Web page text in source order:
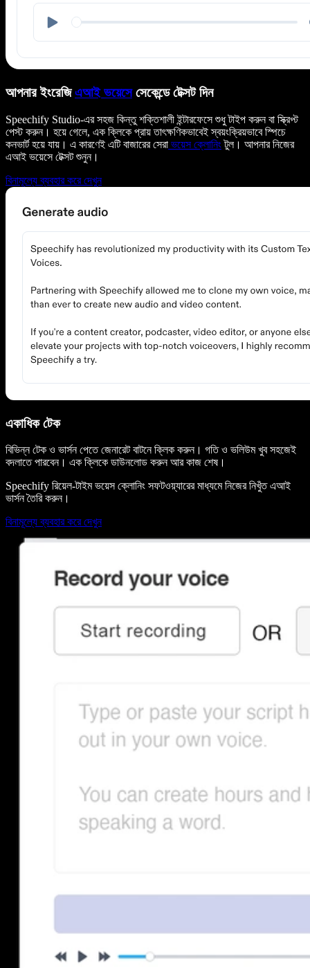
আপনার ইংরেজিএআই ভয়েসেসেকেন্ডে টেক্সট দিন
Speechify Studio-এর সহজ কিন্তু শক্তিশালী ইন্টারফেসে শুধু টাইপ করুন বা স্ক্রিপ্ট
পেস্ট করুন। হয়ে গেলে, এক ক্লিকে প্রায় তাৎক্ষণিকভাবেই স্বয়ংক্রিয়ভাবে স্পিচে
কনভার্ট হয়ে যায়। এ কারণেই এটি বাজারের সেরা ভয়েস ক্লোনিংটুল। আপনার নিজের
এআই ভয়েসে টেক্সট শুনুন।
বিনামূল্যে ব্যবহার করে দেখুন
একাধিক টেক
বিভিন্ন টেক ও ভার্সন পেতে জেনারেট বাটনে ক্লিক করুন। গতি ও ভলিউম খুব সহজেই
বদলাতে পারবেন। এক ক্লিকে ডাউনলোড করুন আর কাজ শেষ।
Speechify রিয়েল-টাইম ভয়েস ক্লোনিং সফটওয়্যারের মাধ্যমে নিজের নিখুঁত এআই
ভার্সন তৈরি করুন।
বিনামূল্যে ব্যবহার করে দেখুন